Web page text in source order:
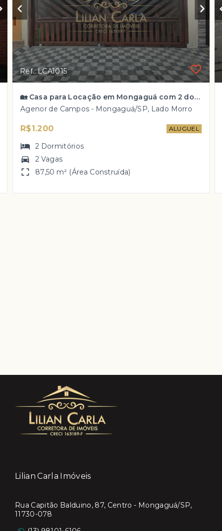
Ref.: LCA1015
🏡 Casa para Locação em Mongaguá com 2 dorm, 1 wc por R$ 1.200,00
Agenor de Campos - Mongaguá/SP, Lado Morro
R$1.200 ALUGUEL
2 Dormitórios
2 Vagas
87,50 m² (Área Construída)
Lilian Carla Imóveis
Rua Capitão Balduino, 87, Centro - Mongaguá/SP,
11730-078